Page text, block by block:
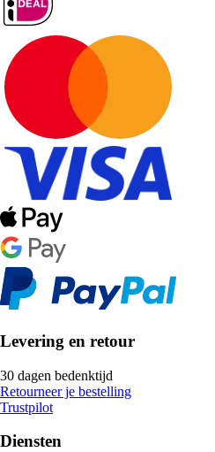
Levering en retour
30 dagen bedenktijd
Retourneer je bestelling
Trustpilot
Diensten